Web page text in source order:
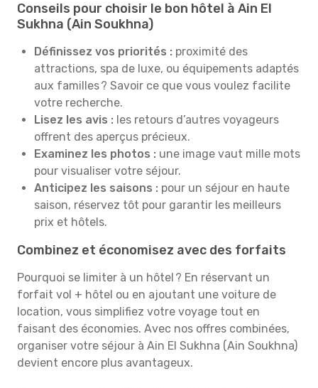
Conseils pour choisir le bon hôtel à Ain El
Sukhna (Ain Soukhna)
Définissez vos priorités : proximité des
attractions, spa de luxe, ou équipements adaptés
aux familles ? Savoir ce que vous voulez facilite
votre recherche.
Lisez les avis : les retours d’autres voyageurs
offrent des aperçus précieux.
Examinez les photos : une image vaut mille mots
pour visualiser votre séjour.
Anticipez les saisons : pour un séjour en haute
saison, réservez tôt pour garantir les meilleurs
prix et hôtels.
Combinez et économisez avec des forfaits
Pourquoi se limiter à un hôtel ? En réservant un
forfait vol + hôtel ou en ajoutant une voiture de
location, vous simplifiez votre voyage tout en
faisant des économies. Avec nos offres combinées,
organiser votre séjour à Ain El Sukhna (Ain Soukhna)
devient encore plus avantageux.